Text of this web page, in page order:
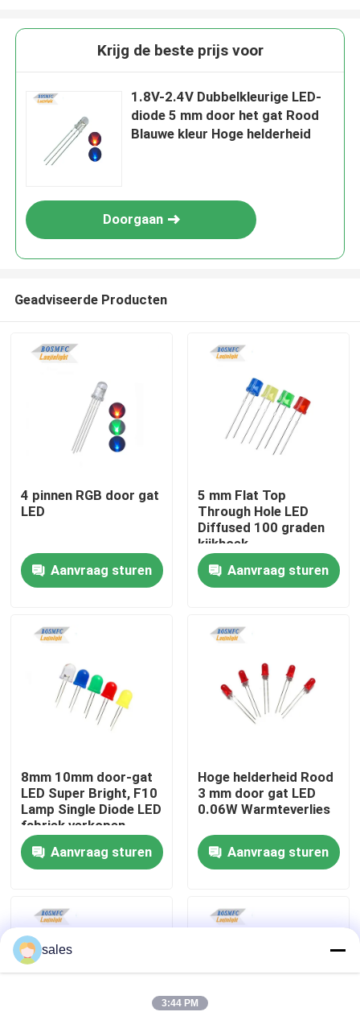
VR-show
Fabrieksreis
Kwaliteitscontrole
Contacteer ons
nieuws
Krijg de beste prijs voor
1.8V-2.4V Dubbelkleurige LED-
diode 5 mm door het gat Rood
Blauwe kleur Hoge helderheid
Doorgaan
Geadviseerde Producten
4 pinnen RGB door gat
LED
Aanvraag sturen
5 mm Flat Top
Through Hole LED
Diffused 100 graden
kijkhoek
Aanvraag sturen
8mm 10mm door-gat
LED Super Bright, F10
Lamp Single Diode LED
fabriek verkopen
Aanvraag sturen
Hoge helderheid Rood
3 mm door gat LED
0.06W Warmteverlies
Aanvraag sturen
sales
3:44 PM